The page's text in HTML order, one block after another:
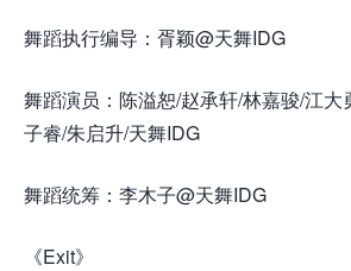
舞蹈执行编导：胥颖@天舞IDG
舞蹈演员：陈溢恕/赵承轩/林嘉骏/江大
子睿/朱启升/天舞IDG
舞蹈统筹：李木子@天舞IDG
《Exit》